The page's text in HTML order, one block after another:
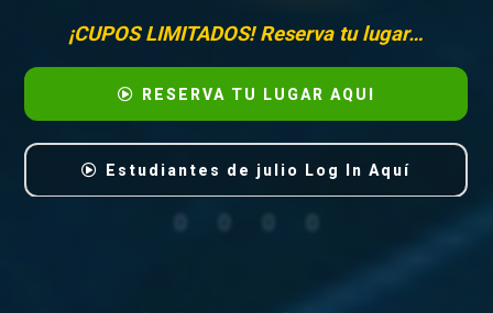
¡CUPOS LIMITADOS! Reserva tu lugar…
RESERVA TU LUGAR AQUI
Estudiantes de julio Log In Aquí